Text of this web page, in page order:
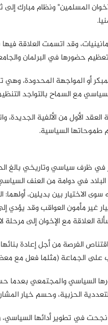
المسلمين" ونظام مبارك
وقد اتسمت العلاقة
حضورها في البرلمان
أو المواجهة المحدودة،
مع السماح بالتواجد
العقد الأول من الألفية
السياسية.
ظرف سياسي وتاريخي بالغ
السادات عام 1981، دخلت البلاد في
الاختيار بين بديلين،
غير مأمون العواقب وقد يؤدي
مع الإخوان إلى مرحلة
الفرصة من أجل إعادة
السياسي والمجتمعي بعدما
الحزبية، وحسم خيار